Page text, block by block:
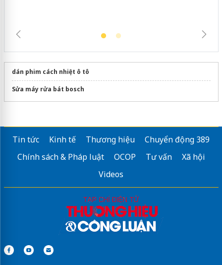
dán phim cách nhiệt ô tô
Sửa máy rửa bát bosch
Tin tức Kinh tế Thương hiệu
Chuyển động 389
Chính sách & Pháp luật
OCOP Tư vấn
Xã hội
Videos